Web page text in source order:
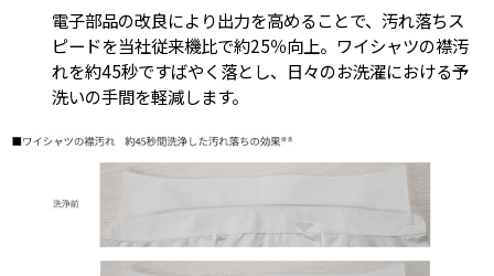
電子部品の改良により出力を高めることで、汚れ落ちス
ピードを当社従来機比で約25％向上。ワイシャツの襟汚
れを約45秒ですばやく落とし、日々のお洗濯における予
洗いの手間を軽減します。